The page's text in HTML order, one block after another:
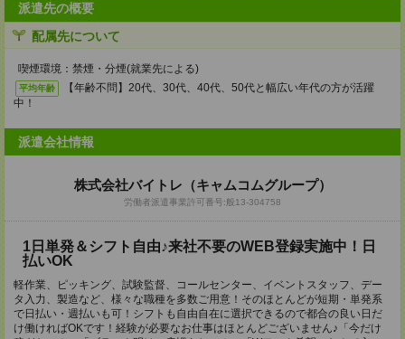
派遣先の概要
配属先について
喫煙環境：禁煙・分煙(就業先による)
平均年齢
【年齢不問】20代、30代、40代、50代と幅広い年代の方が活躍
中！
派遣会社情報
株式会社バイトレ（キャムコムグループ）
労働者派遣事業許可番号:般13-304758
1日単発＆シフト自由♪来社不要のWEB登録実施中！日
払いOK
軽作業、ピッキング、試験監督、コールセンター、イベントスタッフ、デー
タ入力、製造など、様々な職種を多数ご用意！そのほとんどが短期・単発系
で日払い・週払いも可！シフトも自由自在に選択できるので都合の良い日だ
け働ければOKです！経験が必要なお仕事はほとんどございません♪「今だけ